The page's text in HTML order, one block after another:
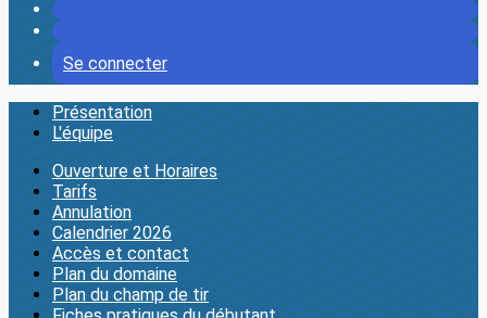
Se connecter
Présentation
L'équipe
Ouverture et Horaires
Tarifs
Annulation
Calendrier 2026
Accès et contact
Plan du domaine
Plan du champ de tir